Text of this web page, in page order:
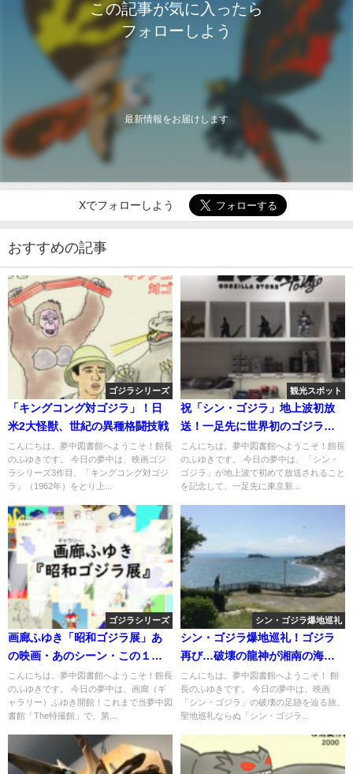
この記事が気に入ったら
フォローしよう
最新情報をお届けします
Xでフォローしよう
おすすめの記事
ゴジラシリーズ
「キングコング対ゴジラ」！日
米2大怪獣、世紀の異種格闘技戦
こんにちは。夢中図書館へようこそ！館長
のふゆきです。 今日の夢中は、映画ゴジ
ラシリーズ3作目、「キングコング対ゴジ
ラ」（1962年）をとり上...
観光スポット
祝「シン・ゴジラ」地上波初放
送！一足先に世界初のゴジラ公
式ショップ「ゴジラ・ストア」
へ！
こんにちは。夢中図書館へようこそ！館長
のふゆきです。 今日の夢中は、「シン・
ゴジラ」が地上波で初めて放送されること
を記念して、一足先に東京新...
ゴジラシリーズ
画廊ふゆき「昭和ゴジラ展」あ
の映画・あのシーン・この１
枚！
こんにちは。夢中図書館へようこそ！館長
のふゆきです。 今日の夢中は、画廊（ギ
ャラリー）ふゆき開館！これまで当夢中図
書館「The特撮館」で、第...
シン・ゴジラ爆地巡礼
シン・ゴジラ爆地巡礼！ゴジラ
再び…破壊の龍神が湘南の海に
来襲
こんにちは。夢中図書館へようこそ！ 館
長のふゆきです。 今日の夢中は、映画
「シン・ゴジラ」の破壊の足跡を辿る旅、
聖地巡礼ならぬ「シン・ゴジラ...